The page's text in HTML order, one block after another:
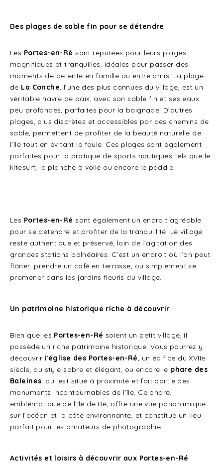
Des plages de sable fin pour se détendre
Les Portes-en-Ré sont réputées pour leurs plages
magnifiques et tranquilles, idéales pour passer des
moments de détente en famille ou entre amis. La plage
de La Conche, l’une des plus connues du village, est un
véritable havre de paix, avec son sable fin et ses eaux
peu profondes, parfaites pour la baignade. D’autres
plages, plus discrètes et accessibles par des chemins de
sable, permettent de profiter de la beauté naturelle de
l’île tout en évitant la foule. Ces plages sont également
parfaites pour la pratique de sports nautiques tels que le
kitesurf, la planche à voile ou encore le paddle.
Les Portes-en-Ré sont également un endroit agréable
pour se détendre et profiter de la tranquillité. Le village
reste authentique et préservé, loin de l’agitation des
grandes stations balnéaires. C’est un endroit où l’on peut
flâner, prendre un café en terrasse, ou simplement se
promener dans les jardins fleuris du village.
Un patrimoine historique riche à découvrir
Bien que les Portes-en-Ré soient un petit village, il
possède un riche patrimoine historique. Vous pourrez y
découvrir l’église des Portes-en-Ré, un édifice du XVIIe
siècle, au style sobre et élégant, ou encore le phare des
Baleines, qui est situé à proximité et fait partie des
monuments incontournables de l’île. Ce phare,
emblématique de l’île de Ré, offre une vue panoramique
sur l’océan et la côte environnante, et constitue un lieu
parfait pour les amateurs de photographie.
Activités et loisirs à découvrir aux Portes-en-Ré